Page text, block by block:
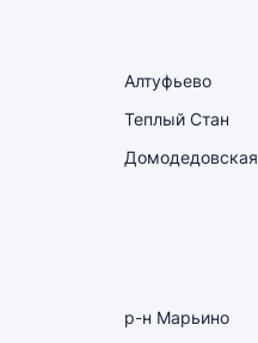
Алтуфьево
Теплый Стан
Домодедовская
р-н Марьино